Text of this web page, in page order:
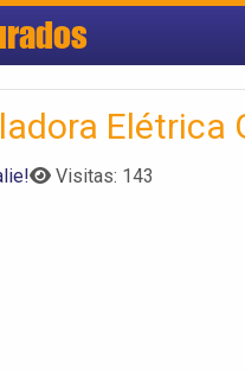
Elétrica
Visitas: 143